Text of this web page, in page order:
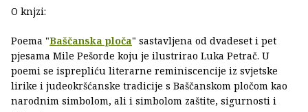
O knjzi:
Poema "Baščanska ploča" sastavljena od dvadeset i pet
pjesama Mile Pešorde koju je ilustrirao Luka Petrač. U
poemi se isprepliću literarne reminiscencije iz svjetske
lirike i judeokršćanske tradicije s Baščanskom pločom kao
narodnim simbolom, ali i simbolom zaštite, sigurnosti i